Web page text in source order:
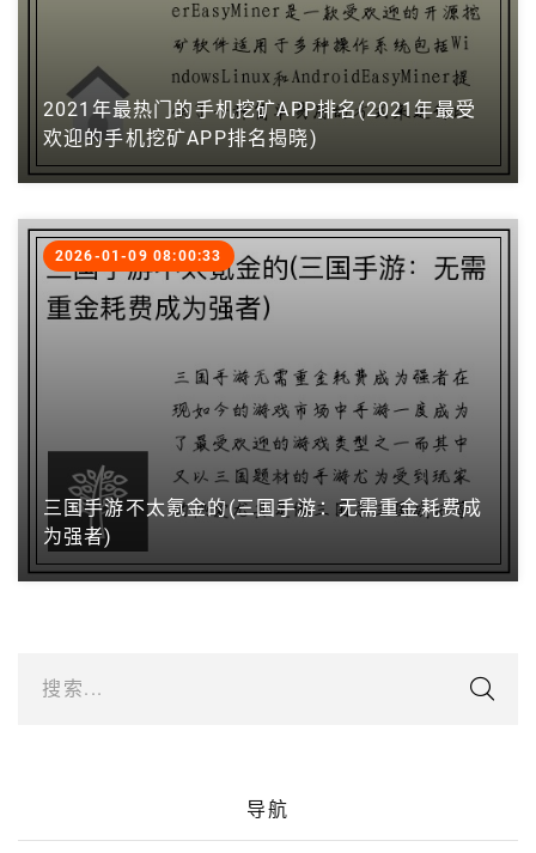
2021年最热门的手机挖矿APP排名(2021年最受
欢迎的手机挖矿APP排名揭晓)
三国手游不太氪金的(三国手游：无需重金耗费成
为强者)
2026-01-09 08:00:33
搜索...
导航